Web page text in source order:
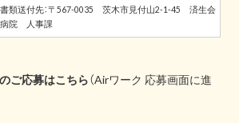
類送付先：〒567-0035 茨木市見付山2-1-45 済生会
院 人事課
ご応募はこちら（Airワーク 応募画面に進